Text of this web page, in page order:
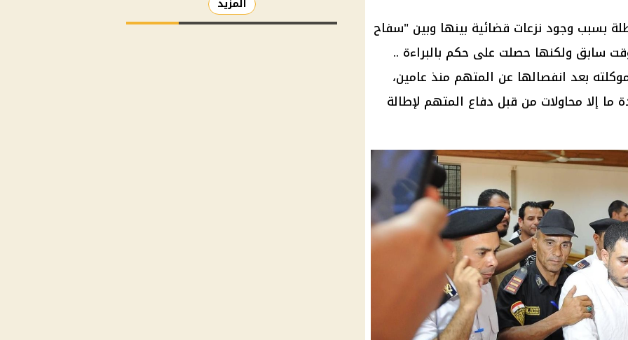
بسبب وجود نزعات قضائية بينها وبين "سفاح
سابق ولكنها حصلت على حكم بالبراءة ..
بعد انفصالها عن المتهم منذ عامين،
إلا محاولات من قبل دفاع المتهم لإطالة
المزيد